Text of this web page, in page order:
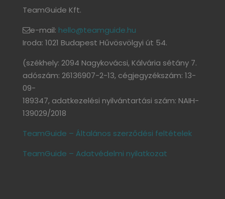
TeamGuide Kft.
e-mail: hello@teamguide.hu
Iroda: 1021 Budapest Hűvösvölgyi út 54.
(székhely: 2094 Nagykovácsi, Kálvária sétány 7.
adószám: 26136907-2-13, cégjegyzékszám: 13-
09-
189347, adatkezelési nyilvántartási szám: NAIH-
139029/2018
TeamGuide – Általános szerződési feltételek
TeamGuide – Adatvédelmi nyilatkozat